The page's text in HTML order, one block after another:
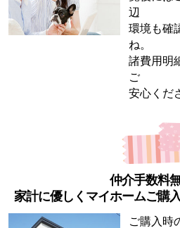
辺
環境も確
ね。
諸費用明
ご
安心くだ
仲介手数料
家計に優しくマイホームご購
ご購入時